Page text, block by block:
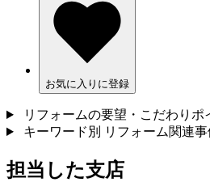
お気に入りに登録
リフォームの要望・こだわりポ
キーワード別 リフォーム関連事
担当した支店